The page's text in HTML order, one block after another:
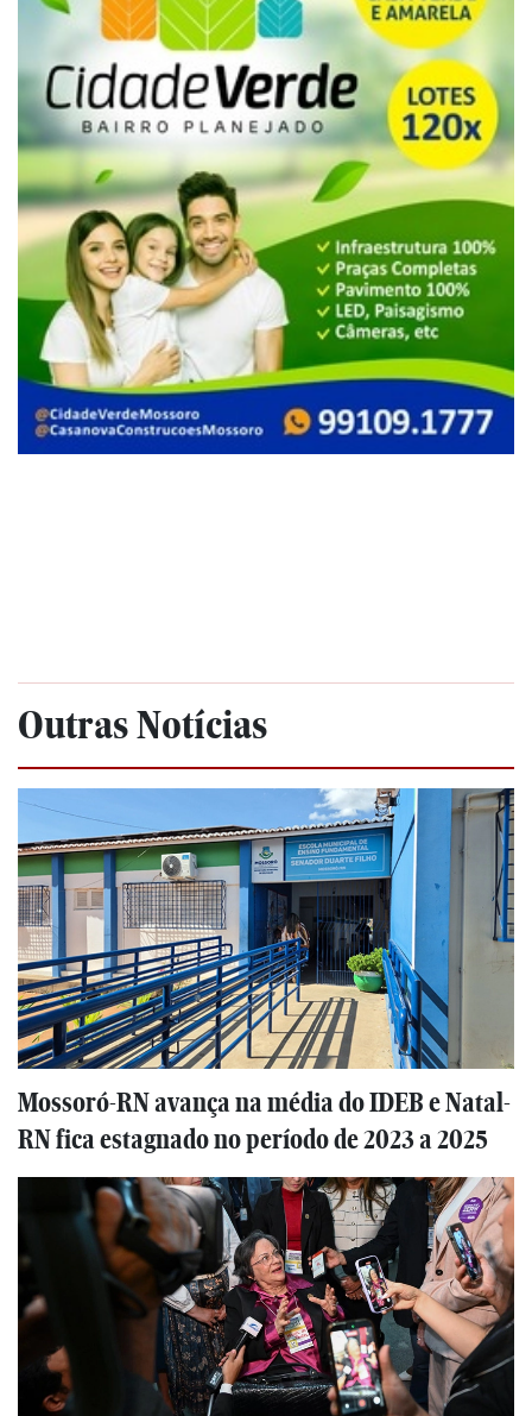
Outras Notícias
Mossoró-RN avança na média do IDEB e Natal-
RN fica estagnado no período de 2023 a 2025